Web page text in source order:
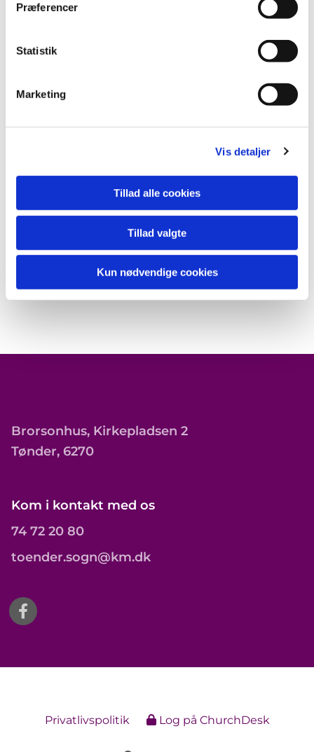
Præferencer
Statistik
Marketing
Vis detaljer
Tillad alle cookies
Tillad valgte
Kun nødvendige cookies
Brorsonhus, Kirkepladsen 2
Tønder, 6270
Kom i kontakt med os
74 72 20 80
toender.sogn@km.dk
Privatlivspolitik Log på ChurchDesk